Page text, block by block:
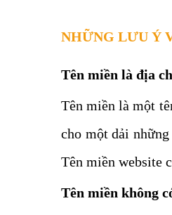
NHỮNG LƯU Ý
Tên miền là địa
Tên miền là một
cho một dải
Tên miền website
Tên miền không